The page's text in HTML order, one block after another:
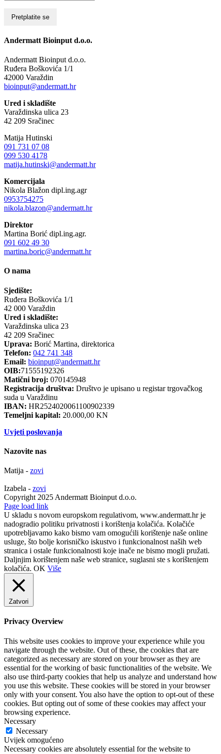
Andermatt Bioinput d.o.o.
Andermatt Bioinput d.o.o.
Ruđera Boškovića 1/1
42000 Varaždin
bioinput@andermatt.hr
Ured i skladište
Varaždinska ulica 23
42 209 Sračinec
Matija Hutinski
091 731 07 08
099 530 4178
matija.hutinski@andermatt.hr
Komercijala
Nikola Blažon dipl.ing.agr
0953754275
nikola.blazon@andermatt.hr
Direktor
Martina Borić dipl.ing.agr.
091 602 49 30
martina.boric@andermatt.hr
O nama
Sjedište:
Ruđera Boškovića 1/1
42 000 Varaždin
Ured i skladište:
Varaždinska ulica 23
42 209 Sračinec
Uprava: Borić Martina, direktorica
Telefon: 042 741 348
Email: bioinput@andermatt.hr
OIB:71555192326
Matični broj: 070145948
Registracija društva: Društvo je upisano u registar trgovačkog
suda u Varaždinu
IBAN: HR2524020061100902339
Temeljni kapital: 20.000,00 KN
Uvjeti poslovanja
Nazovite nas
Matija - zovi
Izabela - zovi
Copyright 2025 Andermatt Bioinput d.o.o.
Facebook
Page load link
U skladu s novom europskom regulativom, www.andermatt.hr je
nadogradio politiku privatnosti i korištenja kolačića. Kolačiće
upotrebljavamo kako bismo vam omogućili korištenje naše online
usluge, što bolje korisničko iskustvo i funkcionalnost naših web
stranica i ostale funkcionalnosti koje inače ne bismo mogli pružati.
Daljnjim korištenjem naše web stranice, suglasni ste s korištenjem
kolačića. OK Više
Zatvori
Privacy Overview
This website uses cookies to improve your experience while you
navigate through the website. Out of these, the cookies that are
categorized as necessary are stored on your browser as they are
essential for the working of basic functionalities of the website. We
also use third-party cookies that help us analyze and understand how
you use this website. These cookies will be stored in your browser
only with your consent. You also have the option to opt-out of these
cookies. But opting out of some of these cookies may affect your
browsing experience.
Necessary
Necessary
Uvijek omogućeno
Necessary cookies are absolutely essential for the website to